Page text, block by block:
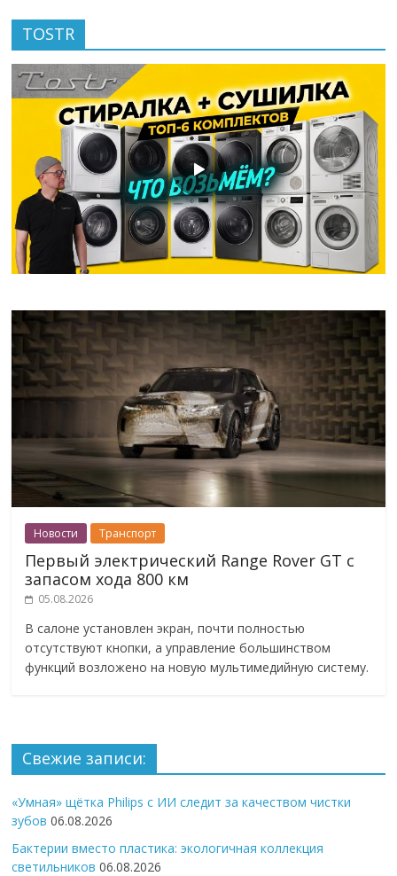
TOSTR
Новости Транспорт
Первый электрический Range Rover GT с
запасом хода 800 км
05.08.2026
В салоне установлен экран, почти полностью
отсутствуют кнопки, а управление большинством
функций возложено на новую мультимедийную систему.
Свежие записи:
«Умная» щётка Philips с ИИ следит за качеством чистки
зубов 06.08.2026
Бактерии вместо пластика: экологичная коллекция
светильников 06.08.2026